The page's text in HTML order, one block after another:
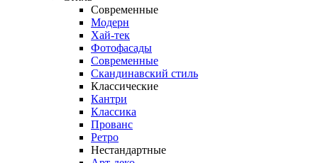
Современные
Модерн
Хай-тек
Фотофасады
Современные
Скандинавский стиль
Классические
Кантри
Классика
Прованс
Ретро
Нестандартные